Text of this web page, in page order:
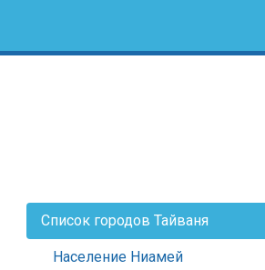
Список городов Тайваня
Население Ниамей